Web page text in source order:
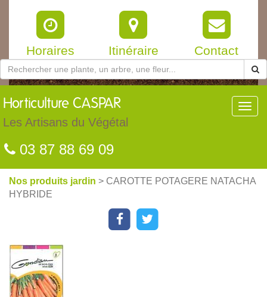
Horaires Itinéraire Contact
Horticulture CASPAR
Les Artisans du Végétal
03 87 88 69 09
Nos produits jardin > CAROTTE POTAGERE NATACHA
HYBRIDE